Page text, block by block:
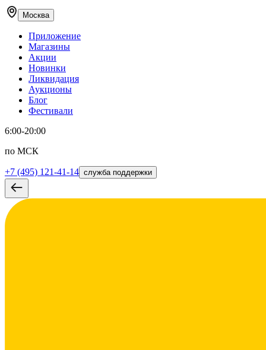
Москва
Приложение
Магазины
Акции
Новинки
Ликвидация
Аукционы
Блог
Фестивали
6:00-20:00
по МСК
+7 (495) 121-41-14 служба поддержки